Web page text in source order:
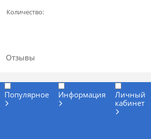
Количество:
Отзывы
Популярное Информация
Личный
кабинет